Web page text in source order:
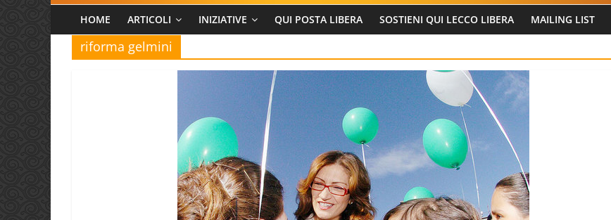
Qui
Lecco
HOME ARTICOLI INIZIATIVE QUI POSTA LIBERA SOSTIENI QUI LECCO LIBERA MAILING LIST
riforma gelmini